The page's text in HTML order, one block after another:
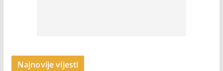
Najnovije vijesti